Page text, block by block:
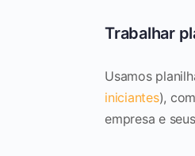
Trabalhar
Usamos
iniciantes),
empresa e